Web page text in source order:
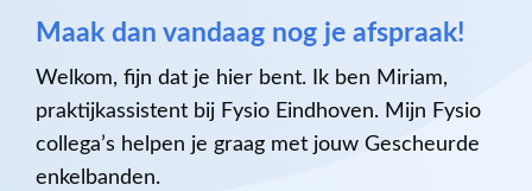
Maak dan vandaag nog je afspraak!
Welkom, fijn dat je hier bent. Ik ben Miriam,
praktijkassistent bij Fysio Eindhoven. Mijn Fysio
collega’s helpen je graag met jouw Gescheurde
enkelbanden.